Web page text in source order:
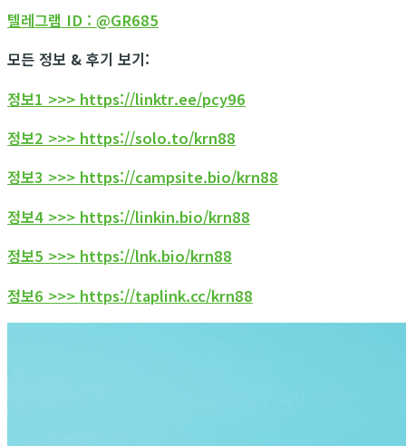
텔레그램 ID : @GR685
모든 정보 & 후기 보기:
정보1 >>> https://linktr.ee/pcy96
정보2 >>> https://solo.to/krn88
정보3 >>> https://campsite.bio/krn88
정보4 >>> https://linkin.bio/krn88
정보5 >>> https://lnk.bio/krn88
정보6 >>> https://taplink.cc/krn88